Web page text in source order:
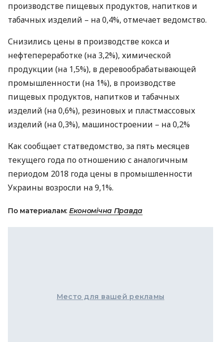
производстве пищевых продуктов, напитков и
табачных изделий – на 0,4%, отмечает ведомство.
Снизились цены в производстве кокса и
нефтепереработке (на 3,2%), химической
продукции (на 1,5%), в деревообрабатывающей
промышленности (на 1%), в производстве
пищевых продуктов, напитков и табачных
изделий (на 0,6%), резиновых и пластмассовых
изделий (на 0,3%), машиностроении – на 0,2%
Как сообщает статведомство, за пять месяцев
текущего года по отношению с аналогичным
периодом 2018 года цены в промышленности
Украины возросли на 9,1%.
По материалам: Економічна Правда
Место для вашей рекламы